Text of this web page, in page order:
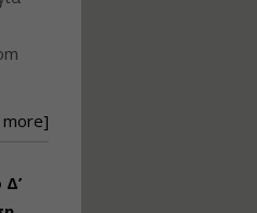
more]
Στέφανος Τουλόγλου
ώρες